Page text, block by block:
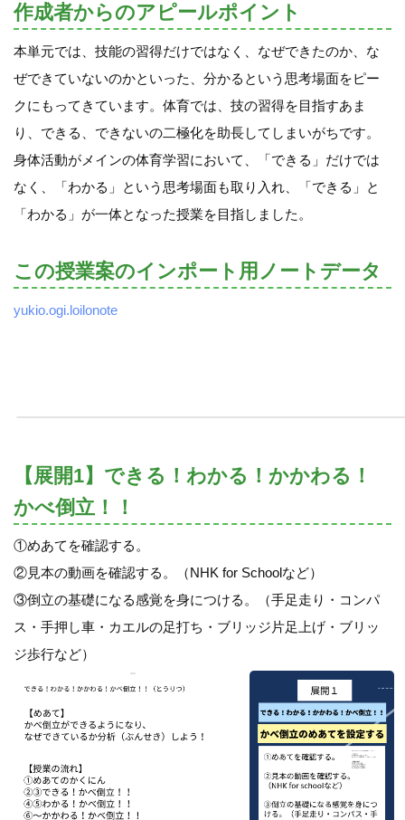
作成者からのアピールポイント
本単元では、技能の習得だけではなく、なぜできたのか、な
ぜできていないのかといった、分かるという思考場面をピー
クにもってきています。体育では、技の習得を目指すあま
り、できる、できないの二極化を助長してしまいがちです。
身体活動がメインの体育学習において、「できる」だけでは
なく、「わかる」という思考場面も取り入れ、「できる」と
「わかる」が一体となった授業を目指しました。
この授業案のインポート用ノートデータ
yukio.ogi.loilonote
【展開1】できる！わかる！かかわる！
かべ倒立！！
①めあてを確認する。
②見本の動画を確認する。（NHK for Schoolなど）
③倒立の基礎になる感覚を身につける。（手足走り・コンパ
ス・手押し車・カエルの足打ち・ブリッジ片足上げ・ブリッ
ジ歩行など）